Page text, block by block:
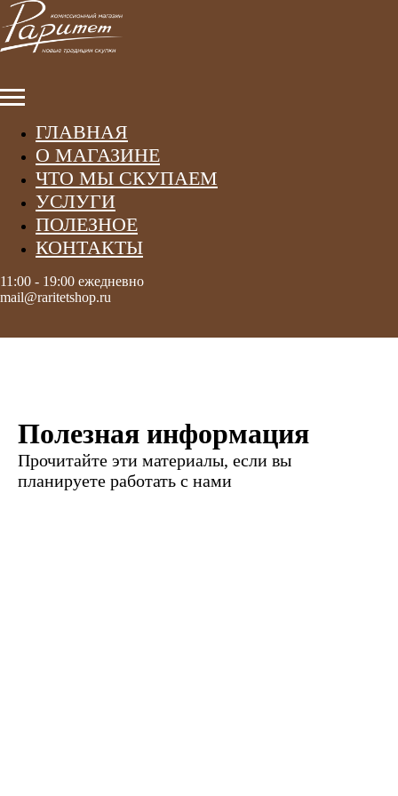
ГЛАВНАЯ
О МАГАЗИНЕ
ЧТО МЫ СКУПАЕМ
УСЛУГИ
ПОЛЕЗНОЕ
КОНТАКТЫ
11:00 - 19:00 ежедневно
mail@raritetshop.ru
Полезная информация
Прочитайте эти материалы, если вы
планируете работать с нами